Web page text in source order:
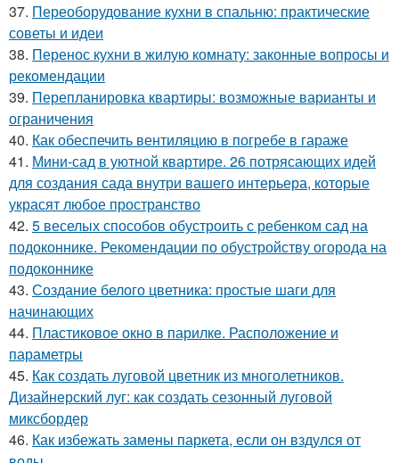
37. Переоборудование кухни в спальню: практические
советы и идеи
38. Перенос кухни в жилую комнату: законные вопросы и
рекомендации
39. Перепланировка квартиры: возможные варианты и
ограничения
40. Как обеспечить вентиляцию в погребе в гараже
41. Мини-сад в уютной квартире. 26 потрясающих идей
для создания сада внутри вашего интерьера, которые
украсят любое пространство
42. 5 веселых способов обустроить с ребенком сад на
подоконнике. Рекомендации по обустройству огорода на
подоконнике
43. Создание белого цветника: простые шаги для
начинающих
44. Пластиковое окно в парилке. Расположение и
параметры
45. Как создать луговой цветник из многолетников.
Дизайнерский луг: как создать сезонный луговой
миксбордер
46. Как избежать замены паркета, если он вздулся от